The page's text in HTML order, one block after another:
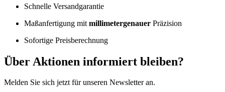
Schnelle Versandgarantie
Maßanfertigung mit millimetergenauer Präzision
Sofortige Preisberechnung
Über Aktionen informiert bleiben?
Melden Sie sich jetzt für unseren Newsletter an.